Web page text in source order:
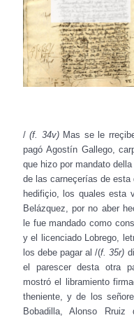
/(f. 34v)Mas se le
pagó Agostín Gallego,
que hizo por mandato
de las carneçerías de
hedifiçio, los quales esta
Belázquez, por no aber
le fue mandado como
y el licenciado Lobrego,
los debe pagar al /(f. 35r)
el parescer desta otra
mostró el libramiento
theniente, y de los
Bobadilla, Alonso